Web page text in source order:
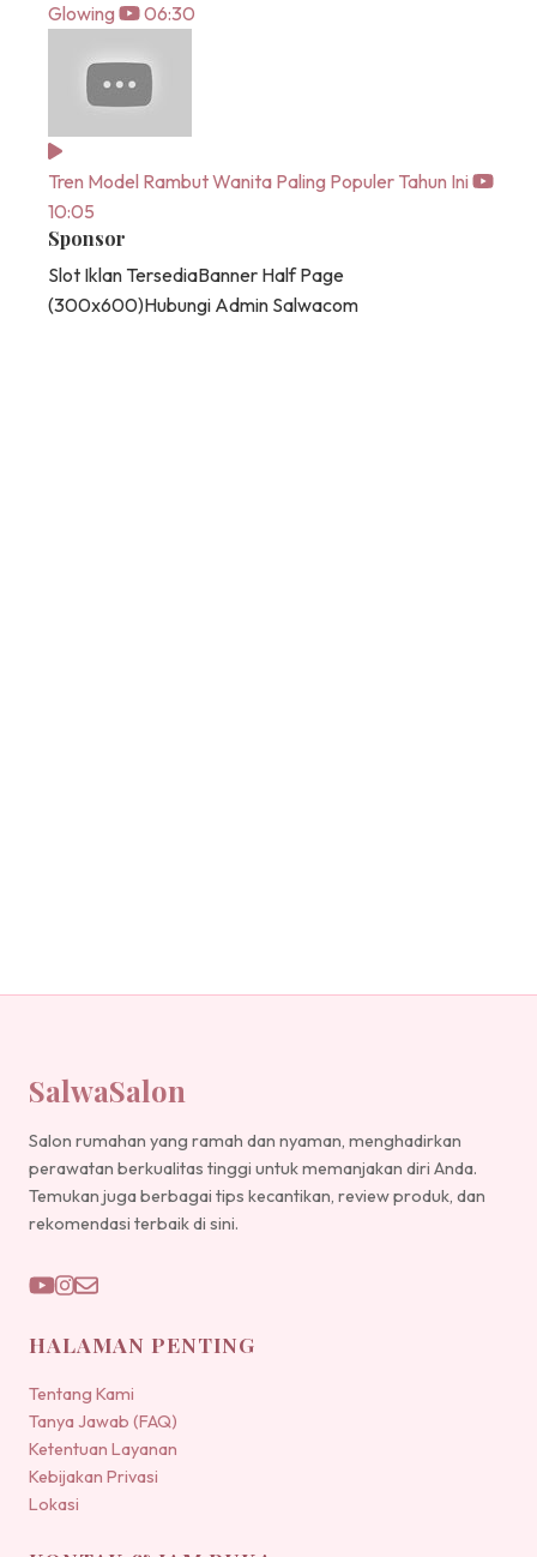
Glowing
06:30
Tren Model Rambut Wanita Paling Populer Tahun Ini
10:05
Sponsor
Slot Iklan TersediaBanner Half Page
(300x600)Hubungi Admin Salwacom
SalwaSalon
Salon rumahan yang ramah dan nyaman, menghadirkan
perawatan berkualitas tinggi untuk memanjakan diri Anda.
Temukan juga berbagai tips kecantikan, review produk, dan
rekomendasi terbaik di sini.
HALAMAN PENTING
Tentang Kami
Tanya Jawab (FAQ)
Ketentuan Layanan
Kebijakan Privasi
Lokasi